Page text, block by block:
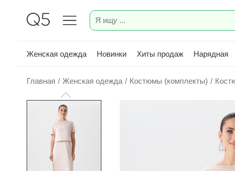
Женская одежда Новинки Хиты продаж Нарядная
Главная / Женская одежда / Костюмы (комплекты) /